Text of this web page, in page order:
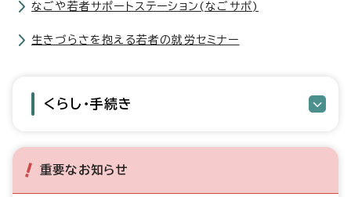
なごや若者サポートステーション(なごサポ)
生きづらさを抱える若者の就労セミナー
くらし・手続き
重要なお知らせ